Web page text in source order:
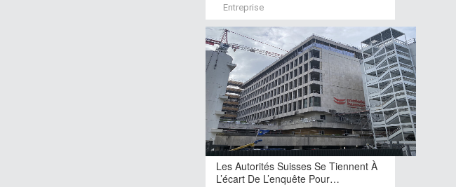
Entreprise
Les Autorités Suisses Se Tiennent À
L’écart De L’enquête Pour…